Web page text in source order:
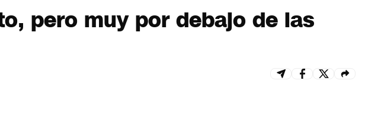
pero muy por debajo de las